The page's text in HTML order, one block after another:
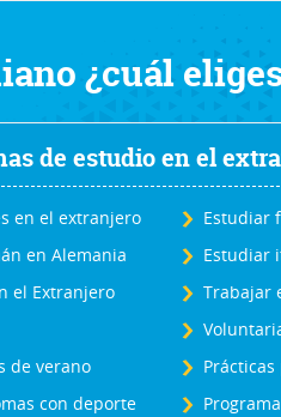
¿cuál
de estudio en el
en el extranjero
Estudiar
en Alemania
Estudiar
el Extranjero
Trabajar
de verano
con deporte